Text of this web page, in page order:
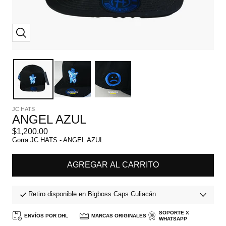
Zoom
JC HATS
ANGEL AZUL
Precio
de
$1,200.00
Gorra JC HATS - ANGEL AZUL
Retiro disponible en Bigboss Caps Culiacán
AGREGAR AL CARRITO
ENVÍOS POR DHL MARCAS ORIGINALES
SOPORTE X
WHATSAPP